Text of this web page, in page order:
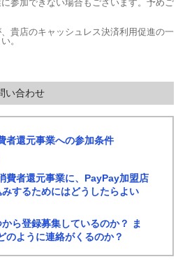
参加できない場合もございます。予めご
貴店のキャッシュレス決済利用促進の一
。
い合わせ
者還元事業への参加条件
費者還元事業に、PayPay加盟店
するためにはどうしたらよい
ら登録募集しているのか？ ま
のように連絡がくるのか？